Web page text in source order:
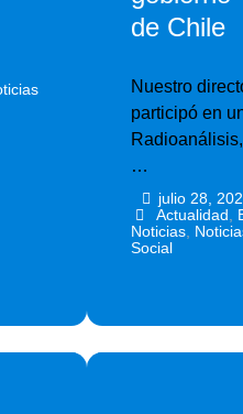
de Chile
Nuestro
participó en
…
julio 28,
Actualidad
Noticias,
Social